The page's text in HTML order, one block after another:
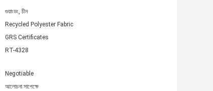
গুয়াংডং, চীন
Recycled Polyester Fabric
GRS Certificates
RT-4328
Negotiable
আলোচনা সাপেক্ষে